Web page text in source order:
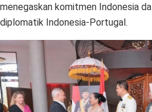
menegaskan komitmen Indonesia
diplomatik Indonesia-Portugal.